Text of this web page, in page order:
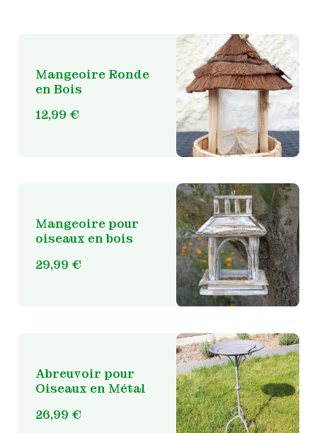
Mangeoire Ronde
en Bois
12,99 €
Mangeoire pour
oiseaux en bois
29,99 €
Abreuvoir pour
Oiseaux en Métal
26,99 €